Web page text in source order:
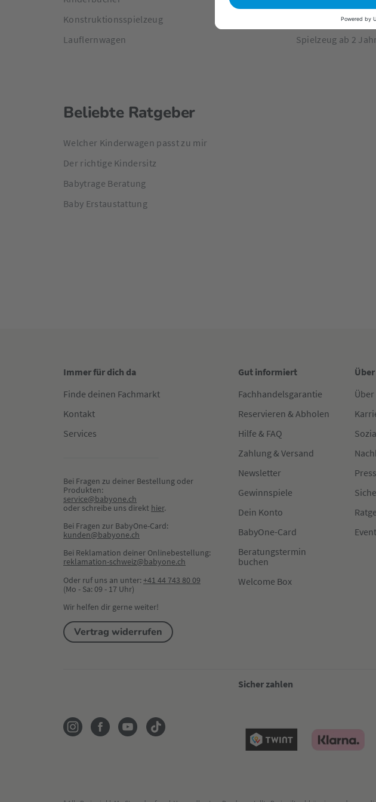
Konstruktionsspielzeug
Lauflernwagen
Schaukeltiere
Spielzeug ab 2
Beliebte Ratgeber
Welcher Kinderwagen passt zu mir
Der richtige Kindersitz
Babytrage Beratung
Baby Erstaustattung
Immer für dich da
Finde deinen Fachmarkt
Kontakt
Services
Bei Fragen zu deiner Bestellung oder
Produkten:
service@babyone.ch
oder schreibe uns direkt hier.
Bei Fragen zur BabyOne-Card:
kunden@babyone.ch
Bei Reklamation deiner Onlinebestellung:
reklamation-schweiz@babyone.ch
Oder ruf uns an unter:+41 44 743 80 09
(Mo - Sa: 09 - 17 Uhr)
Wir helfen dir gerne weiter!
Vertrag widerrufen
Gut informiert
Fachhandelsgarantie
Reservieren & Abholen
Hilfe & FAQ
Zahlung & Versand
Newsletter
Gewinnspiele
Dein Konto
BabyOne-Card
Beratungstermin
buchen
Welcome Box
Über
Sicher zahlen